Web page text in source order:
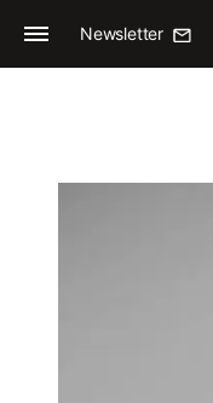
Newsletter